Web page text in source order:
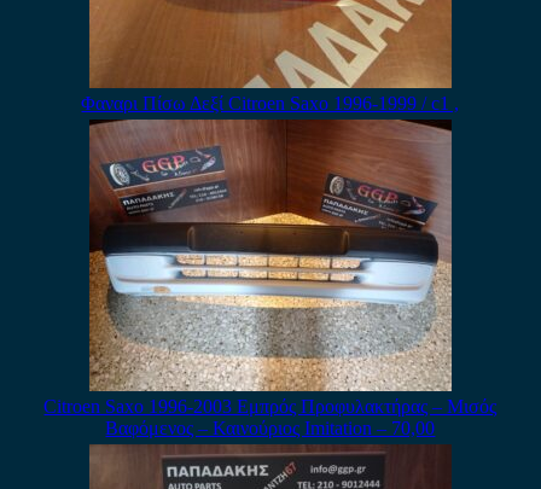
Φαναρι Πίσω Δεξί Citroen Saxo 1996-1999 / c1 ,
Citroen Saxo 1996-2003 Εμπρός Προφυλακτήρας – Μισός
Βαφόμενος – Καινούριος Imitation – 70,00